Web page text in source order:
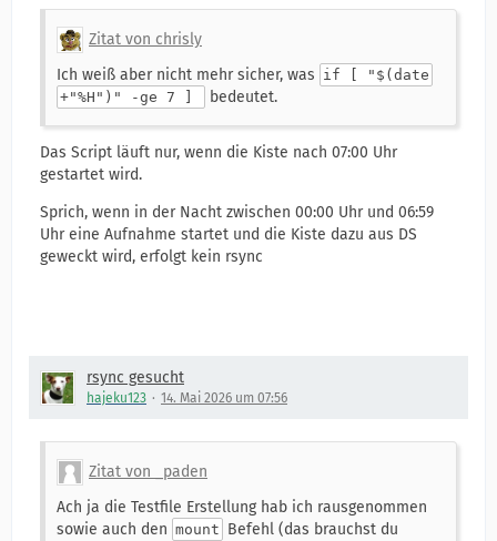
Zitat von chrisly
Ich weiß aber nicht mehr sicher, was if [ "$(date
+"%H")" -ge 7 ]
bedeutet.
Das Script läuft nur, wenn die Kiste nach 07:00 Uhr
gestartet wird.
Sprich, wenn in der Nacht zwischen 00:00 Uhr und 06:59
Uhr eine Aufnahme startet und die Kiste dazu aus DS
geweckt wird, erfolgt kein rsync
rsync gesucht
hajeku123 14. Mai 2026 um 07:56
Zitat von _paden
Ach ja die Testfile Erstellung hab ich rausgenommen
sowie auch den mount Befehl (das brauchst du